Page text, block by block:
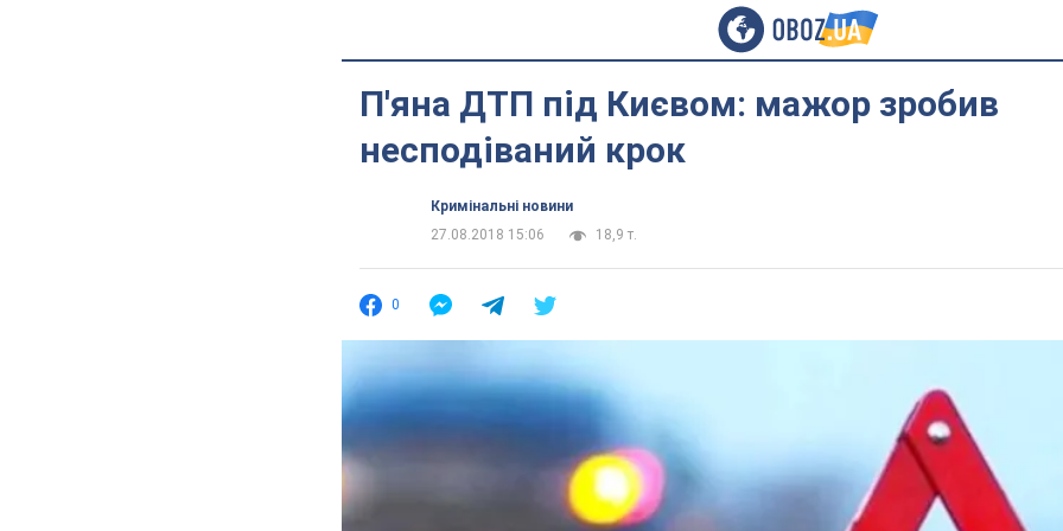
П'яна ДТП під Києвом: мажор зробив
несподіваний крок
Кримінальні новини
27.08.2018 15:06
18,9 т.
0